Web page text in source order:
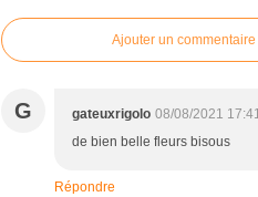
Ajouter un commentaire
G gateuxrigolo 08/08/2021
de bien belle fleurs bisous
Répondre